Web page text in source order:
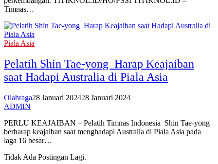
Timnas…
Piala Asia
Pelatih Shin Tae-yong Harap Keajaiban
saat Hadapi Australia di Piala Asia
Olahraga28 Januari 202428 Januari 2024
ADMIN
PERLU KEAJAIBAN – Pelatih Timnas Indonesia Shin Tae-yong
berharap keajaiban saat menghadapi Australia di Piala Asia pada
laga 16 besar…
Tidak Ada Postingan Lagi.